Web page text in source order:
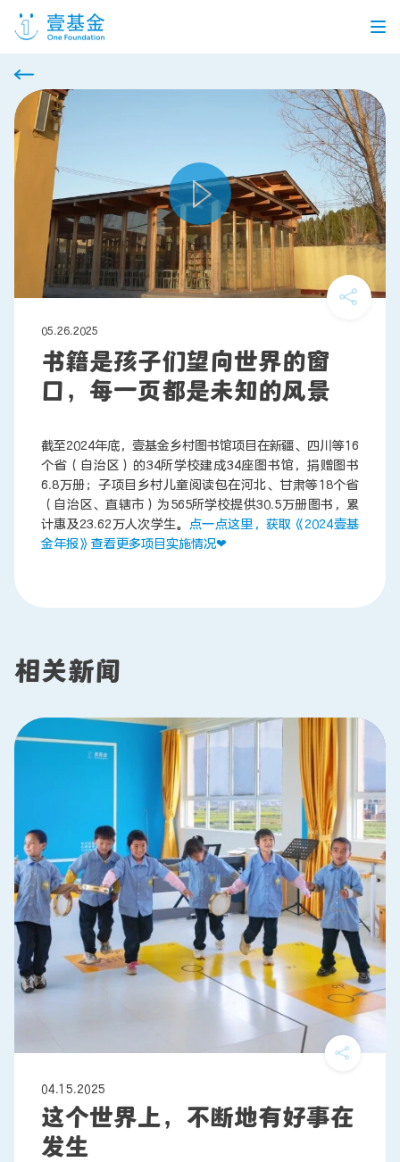
首页
信息公开
党建引领 机构介绍 信息披露 工作机会
公益项目
个人捐赠
企业合作
联系我们
05.26.2025
书籍是孩子们望向世界的窗
口，每一页都是未知的风景
截至2024年底，壹基金乡村图书馆项目在新疆、四川等16
个省（自治区）的34所学校建成34座图书馆，捐赠图书
6.8万册；子项目乡村儿童阅读包在河北、甘肃等18个省
（自治区、直辖市）为565所学校提供30.5万册图书，累
计惠及23.62万人次学生。 点一点这里，获取《2024壹基
金年报》查看更多项目实施情况❤
相关新闻
04.15.2025
这个世界上，不断地有好事在
发生